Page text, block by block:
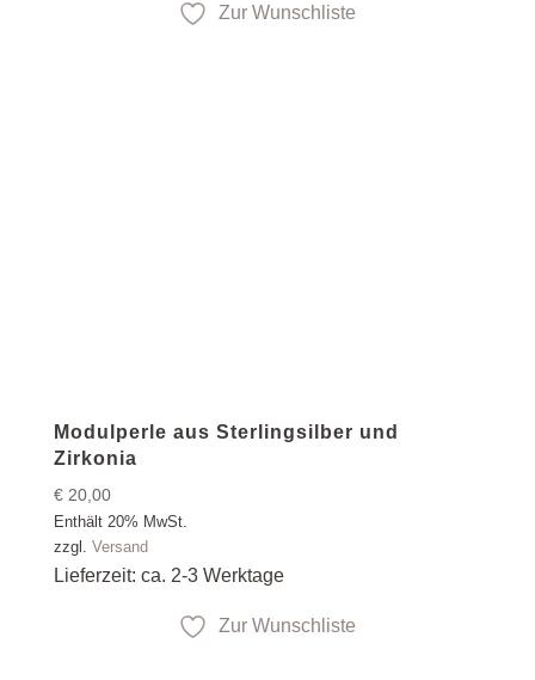
Zur Wunschliste
Modulperle aus Sterlingsilber und
Zirkonia
€20,00
Enthält 20% MwSt.
zzgl. Versand
Lieferzeit: ca. 2-3 Werktage
Zur Wunschliste